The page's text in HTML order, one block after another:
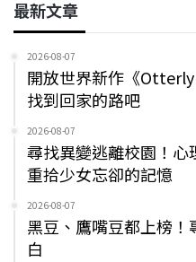
最新文章
2026-08-07
開放世界新作《
找到回家的路吧
2026-08-07
尋找異變逃離校園！心
重拾少女忘卻的記憶
2026-08-07
黑豆、鷹嘴豆都上榜
白